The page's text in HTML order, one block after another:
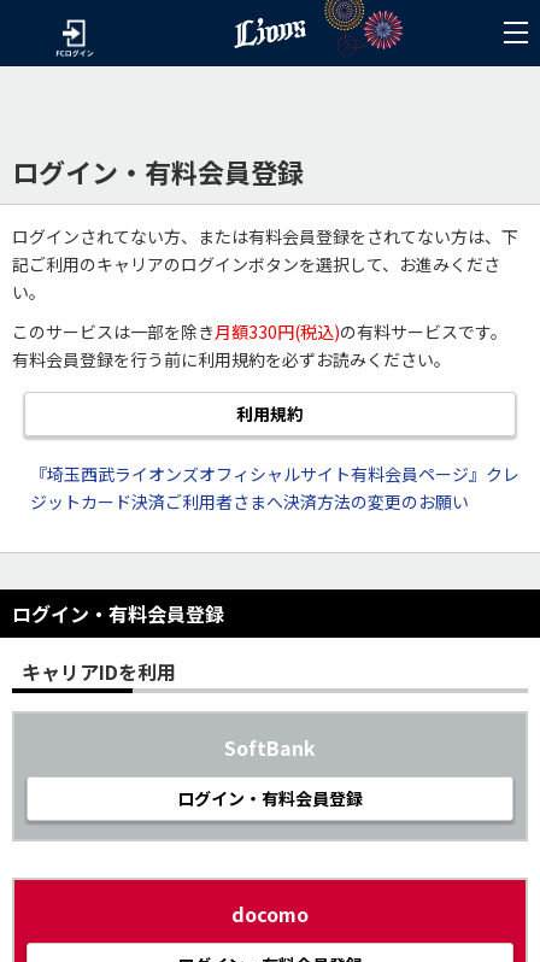
ログイン・有料会員登録
ログインされてない方、または有料会員登録をされてない方は、下
記ご利用のキャリアのログインボタンを選択して、お進みくださ
い。
このサービスは一部を除き月額330円(税込)の有料サービスです。
有料会員登録を行う前に利用規約を必ずお読みください。
利用規約
『埼玉西武ライオンズオフィシャルサイト有料会員ページ』クレ
ジットカード決済ご利用者さまへ決済方法の変更のお願い
ログイン・有料会員登録
キャリアIDを利用
SoftBank
ログイン・有料会員登録
docomo